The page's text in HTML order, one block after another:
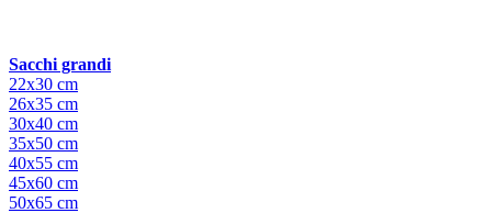
Sacchi grandi
22x30 cm
26x35 cm
30x40 cm
35x50 cm
40x55 cm
45x60 cm
50x65 cm